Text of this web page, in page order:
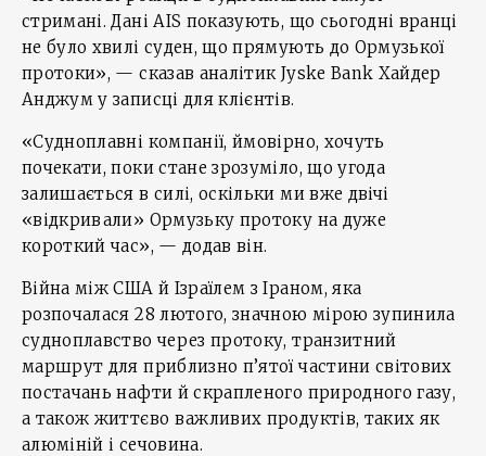
стримані. Дані AIS показують, що сьогодні вранці
не було хвилі суден, що прямують до Ормузької
протоки», — сказав аналітик Jyske Bank Хайдер
Анджум у записці для клієнтів.
«Судноплавні компанії, ймовірно, хочуть
почекати, поки стане зрозуміло, що угода
залишається в силі, оскільки ми вже двічі
«відкривали» Ормузьку протоку на дуже
короткий час», — додав він.
Війна між США й Ізраїлем з Іраном, яка
розпочалася 28 лютого, значною мірою зупинила
судноплавство через протоку, транзитний
маршрут для приблизно п’ятої частини світових
постачань нафти й скрапленого природного газу,
а також життєво важливих продуктів, таких як
алюміній і сечовина.